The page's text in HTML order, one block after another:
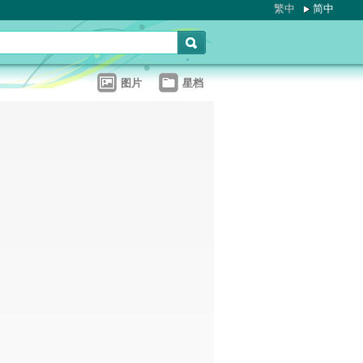
繁中 简中
图片 星档